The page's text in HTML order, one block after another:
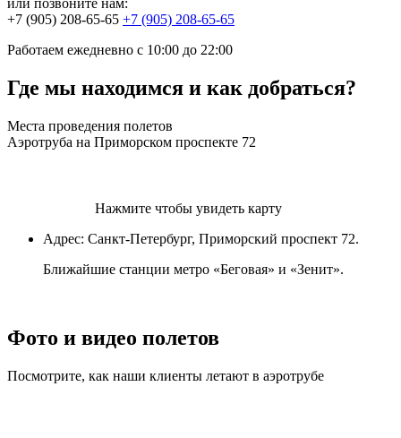
или позвоните нам:
+7 (905) 208-65-65 +7 (905) 208-65-65
Работаем ежедневно с 10:00 до 22:00
Где мы находимся и как добраться?
Места проведения полетов
Аэротруба на Приморском проспекте 72
Нажмите чтобы увидеть карту
Адрес: Санкт-Петербург, Приморский проспект 72.
Ближайшие станции метро «Беговая» и «Зенит».
Фото и видео полетов
Посмотрите, как наши клиенты летают в аэротрубе